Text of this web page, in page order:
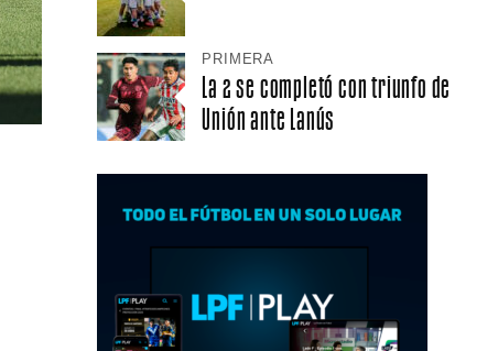
PRIMERA
La 2 se completó con triunfo de
Unión ante Lanús